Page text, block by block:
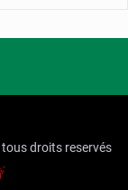
tous droits reservés